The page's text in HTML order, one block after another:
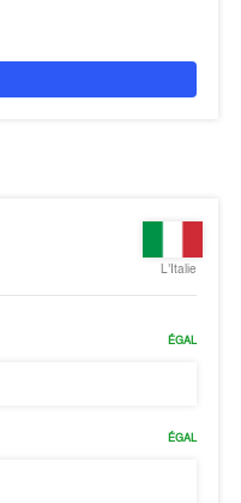
L'Italie
ÉGAL
ÉGAL